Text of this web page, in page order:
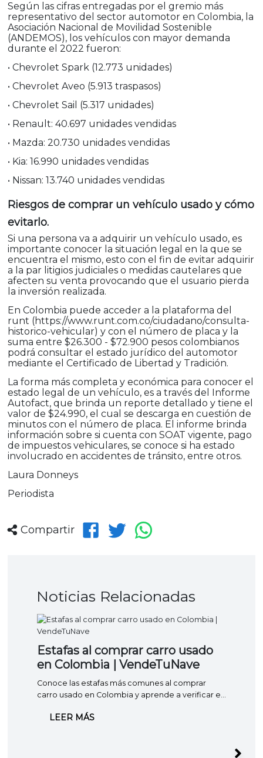
Según las cifras entregadas por el gremio más
representativo del sector automotor en Colombia, la
Asociación Nacional de Movilidad Sostenible
(ANDEMOS), los vehículos con mayor demanda
durante el 2022 fueron:
• Chevrolet Spark (12.773 unidades)
• Chevrolet Aveo (5.913 traspasos)
• Chevrolet Sail (5.317 unidades)
• Renault: 40.697 unidades vendidas
• Mazda: 20.730 unidades vendidas
• Kia: 16.990 unidades vendidas
• Nissan: 13.740 unidades vendidas
Riesgos de comprar un vehículo usado y cómo
evitarlo.
Si una persona va a adquirir un vehículo usado, es
importante conocer la situación legal en la que se
encuentra el mismo, esto con el fin de evitar adquirir
a la par litigios judiciales o medidas cautelares que
afecten su venta provocando que el usuario pierda
la inversión realizada.
En Colombia puede acceder a la plataforma del
runt (https://www.runt.com.co/ciudadano/consulta-
historico-vehicular) y con el número de placa y la
suma entre $26.300 - $72.900 pesos colombianos
podrá consultar el estado jurídico del automotor
mediante el Certificado de Libertad y Tradición.
La forma más completa y económica para conocer el
estado legal de un vehículo, es a través del Informe
Autofact, que brinda un reporte detallado y tiene el
valor de $24.990, el cual se descarga en cuestión de
minutos con el número de placa. El informe brinda
información sobre si cuenta con SOAT vigente, pago
de impuestos vehiculares, se conoce si ha estado
involucrado en accidentes de tránsito, entre otros.
Laura Donneys
Periodista
Compartir
Noticias Relacionadas
Estafas al comprar carro usado
en Colombia | VendeTuNave
Conoce las estafas más comunes al comprar
carro usado en Colombia y aprende a verificar el
pagar.LEER MÁS